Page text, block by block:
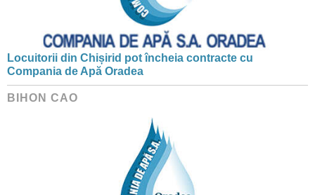
Locuitorii din Chișirid pot încheia contracte cu
Compania de Apă Oradea
BIHON CAO